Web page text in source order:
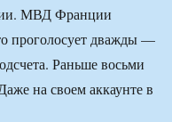
МВД Франции
проголосует дважды —
Раньше восьми
на своем аккаунте в